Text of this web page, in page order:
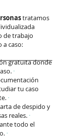
tratamos
de trabajo
a caso:
gratuita donde
·
tu caso
·
de despido y
reales. ·
todo el
·